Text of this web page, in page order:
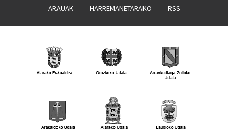
ARAUAK HARREMANETARAKO RSS